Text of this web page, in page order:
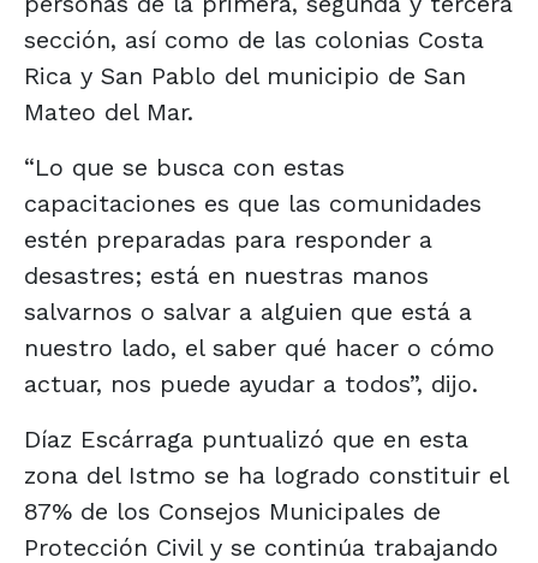
sección, así como de las colonias Costa
Rica y San Pablo del municipio de San
Mateo del Mar.
“Lo que se busca con estas
capacitaciones es que las comunidades
estén preparadas para responder a
desastres; está en nuestras manos
salvarnos o salvar a alguien que está a
nuestro lado, el saber qué hacer o cómo
actuar, nos puede ayudar a todos”, dijo.
Díaz Escárraga puntualizó que en esta
zona del Istmo se ha logrado constituir el
87% de los Consejos Municipales de
Protección Civil y se continúa trabajando